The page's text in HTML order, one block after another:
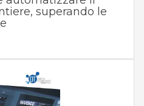
superando le